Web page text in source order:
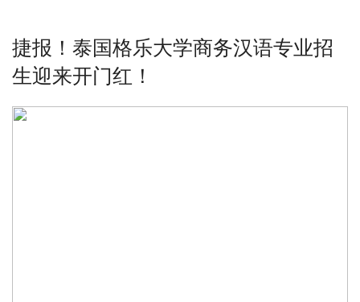
捷报！泰国格乐大学商务汉语专业招
生迎来开门红！